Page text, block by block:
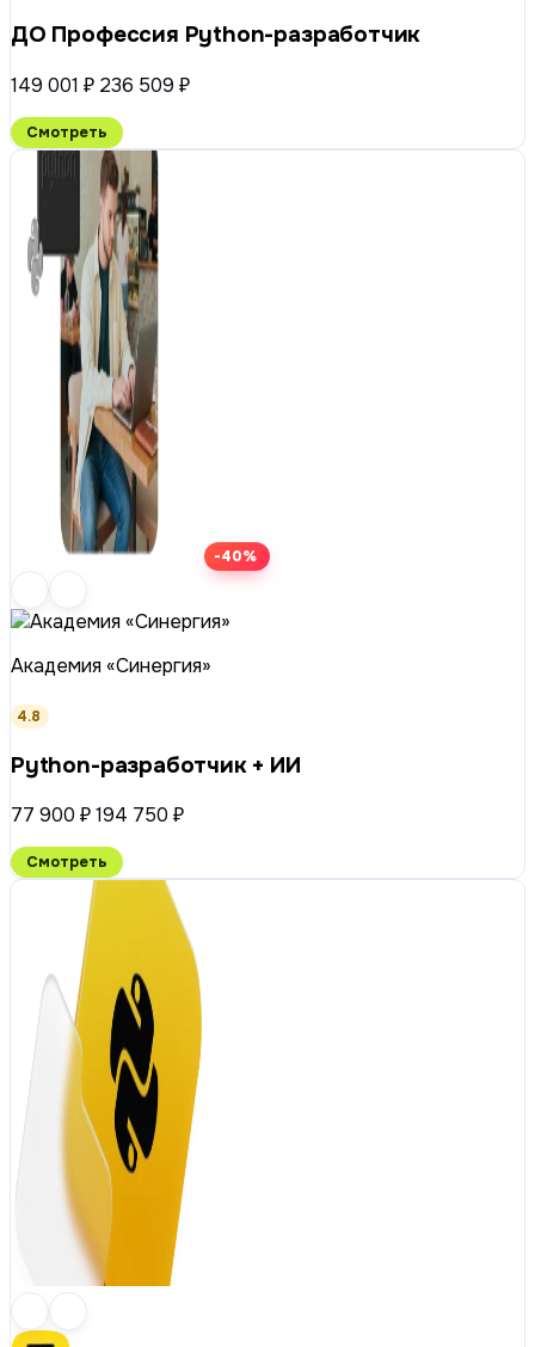
ДО Профессия Python-разработчик
149 001 ₽ 236 509 ₽
Смотреть
-40%
Академия «Синергия»
4.8
Python-разработчик + ИИ
77 900 ₽194 750 ₽
Смотреть